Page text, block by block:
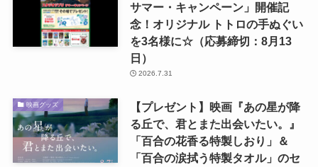
サマー・キャンペーン」開催記
念！オリジナル トトロの手ぬぐい
を3名様に☆（応募締切：8月13
日）
2026.7.31
映画グッズ
【プレゼント】映画『あの星が降
る丘で、君とまた出会いたい。』
「百合の花香る特製しおり」＆
「百合の涙拭う特製タオル」のセ